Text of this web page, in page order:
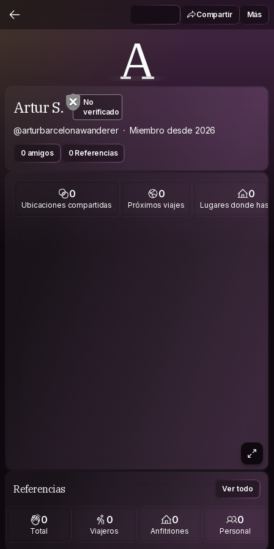
Compartir Más
A
Artur S.
No
verificado
@arturbarcelonawanderer Miembro desde 2026
0 amigos 0 Referencias
0
Ubicaciones compartidas
0
Próximos viajes
0
Lugares donde has
Referencias Ver todo
0
Total
0
Viajeros
0
Anfitriones
0
Personal